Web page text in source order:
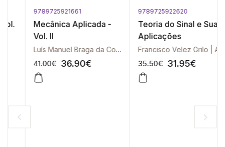
9789725921661
Mecânica Aplicada -
Vol. II
Luís Manuel Braga da Costa Campos
41.00€ 36.90€
-10%
9789725922620
Teoria do Sinal e Suas
Aplicações
Francisco Velez Grilo | António Casimiro | João Correia Lopes | Joaquim Azevedo
35.50€ 31.95€